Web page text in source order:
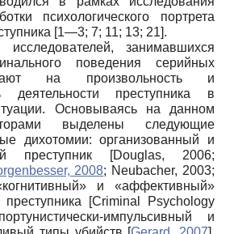
психологического портрета
[1—3; 7; 11; 13; 21].
занимавшихся
поведения серийных
на произвольность и
деятельности преступника в
Основываясь на данном
выделены следующие
дихотомии: организованный и
преступник
[Douglas, 2006;
2008; Neubacher, 2003;
и «аффективный»
[Criminal Psychology
импульсивный и